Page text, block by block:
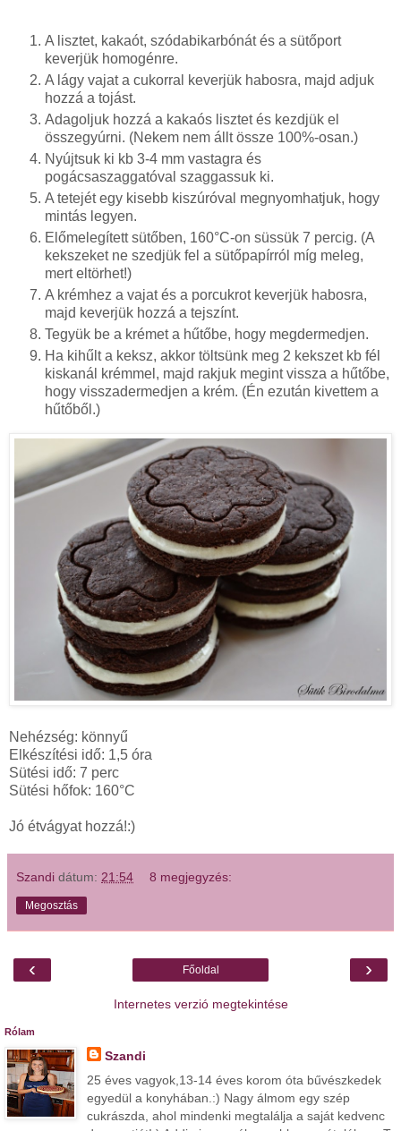
A lisztet, kakaót, szódabikarbónát és a sütőport
keverjük homogénre.
A lágy vajat a cukorral keverjük habosra, majd adjuk
hozzá a tojást.
Adagoljuk hozzá a kakaós lisztet és kezdjük el
összegyúrni. (Nekem nem állt össze 100%-osan.)
Nyújtsuk ki kb 3-4 mm vastagra és
pogácsaszaggatóval szaggassuk ki.
A tetejét egy kisebb kiszúróval megnyomhatjuk, hogy
mintás legyen.
Előmelegített sütőben, 160°C-on süssük 7 percig. (A
kekszeket ne szedjük fel a sütőpapírról míg meleg,
mert eltörhet!)
A krémhez a vajat és a porcukrot keverjük habosra,
majd keverjük hozzá a tejszínt.
Tegyük be a krémet a hűtőbe, hogy megdermedjen.
Ha kihűlt a keksz, akkor töltsünk meg 2 kekszet kb fél
kiskanál krémmel, majd rakjuk megint vissza a hűtőbe,
hogy visszadermedjen a krém. (Én ezután kivettem a
hűtőből.)
Nehézség: könnyű
Elkészítési idő: 1,5 óra
Sütési idő: 7 perc
Sütési hőfok: 160°C
Jó étvágyat hozzá!:)
Szandi dátum: 21:54 8 megjegyzés:
Megosztás
‹ ›
Főoldal
Internetes verzió megtekintése
Rólam
Szandi
25 éves vagyok,13-14 éves korom óta bűvészkedek
egyedül a konyhában.:) Nagy álmom egy szép
cukrászda, ahol mindenki megtalálja a saját kedvenc